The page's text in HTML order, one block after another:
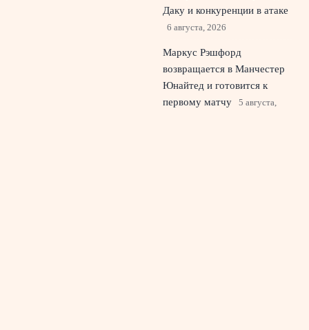
Даку и конкуренции в атаке
6 августа, 2026
Маркус Рэшфорд
возвращается в Манчестер
Юнайтед и готовится к
первому матчу
5 августа,